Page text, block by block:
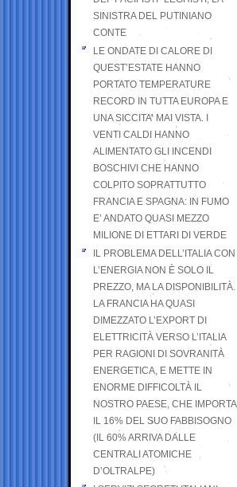
SINISTRA DEL PUTINIANO
CONTE
LE ONDATE DI CALORE DI
QUEST’ESTATE HANNO
PORTATO TEMPERATURE
RECORD IN TUTTA EUROPA E
UNA SICCITA’ MAI VISTA. I
VENTI CALDI HANNO
ALIMENTATO GLI INCENDI
BOSCHIVI CHE HANNO
COLPITO SOPRATTUTTO
FRANCIA E SPAGNA: IN FUMO
E’ ANDATO QUASI MEZZO
MILIONE DI ETTARI DI VERDE
IL PROBLEMA DELL’ITALIA CON
L’ENERGIA NON È SOLO IL
PREZZO, MA LA DISPONIBILITÀ.
LA FRANCIA HA QUASI
DIMEZZATO L’EXPORT DI
ELETTRICITÀ VERSO L’ITALIA
PER RAGIONI DI SOVRANITÀ
ENERGETICA, E METTE IN
ENORME DIFFICOLTÀ IL
NOSTRO PAESE, CHE IMPORTA
IL 16% DEL SUO FABBISOGNO
(IL 60% ARRIVA DALLE
CENTRALI ATOMICHE
D’OLTRALPE)